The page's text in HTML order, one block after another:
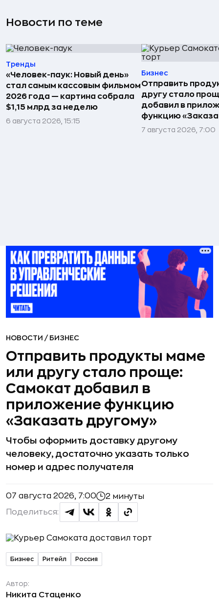
Новости по теме
Тренды
«Человек-паук: Новый день»
стал самым кассовым фильмом
2026 года — картина собрала
$1,15 млрд за неделю
6 августа 2026, 15:15
Бизнес
Отправить
другу стало
добавил в
функцию
7 августа 2026, 7:00
НОВОСТИ / БИЗНЕС
Отправить продукты маме
или другу стало проще:
Самокат добавил в
приложение функцию
«Заказать другому»
Чтобы оформить доставку другому
человеку, достаточно указать только
номер и адрес получателя
07 августа 2026, 7:00 2 минуты
Поделиться:
Бизнес Ритейл Россия
Автор:
Никита Стаценко